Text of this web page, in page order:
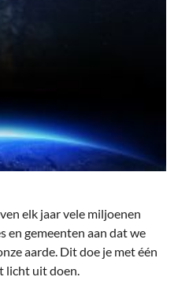
elk jaar vele miljoenen
en gemeenten aan dat we
aarde. Dit doe je met één
licht uit doen.